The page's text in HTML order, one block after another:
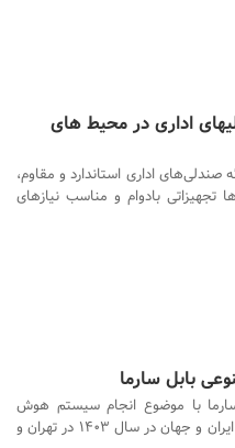
اداری در محیط های
صندلی‌های اداری استاندارد و مقاوم،
بادوام و مناسب نیازهای
بابل سارما
با موضوع انجام سیستم هوش
مصنوعی برای وب سایت ها و شرکت های ایران و جهان در سال 1403 در تهران و